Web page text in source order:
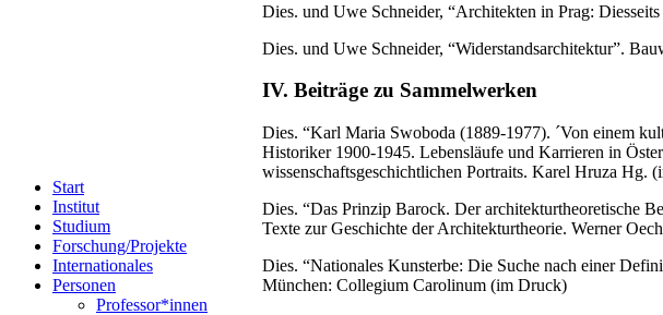
Start
Institut
Studium
Forschung/Projekte
Internationales
Personen
Professor*innen
Dies. und Uwe Schneider, “Architekten in Prag:
Dies. und Uwe Schneider, “Widerstandsarchitektur”.
IV. Beiträge zu Sammelwerken
Dies. “Karl Maria Swoboda (1889-1977). ´Von einem
Historiker 1900-1945. Lebensläufe und Karrieren in
wissenschaftsgeschichtlichen Portraits. Karel Hruza Hg.
Dies. “Das Prinzip Barock. Der architekturtheoretische
Texte zur Geschichte der Architekturtheorie. Werner
Dies. “Nationales Kunsterbe: Die Suche nach einer
München: Collegium Carolinum (im Druck)